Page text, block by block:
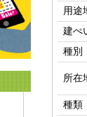
用途
建ぺ
種別
所在
種類